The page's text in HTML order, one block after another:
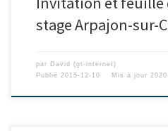
stage Arpajon-sur-
par David (gt-internet)
Publié 2015-12-10 Mis à jour